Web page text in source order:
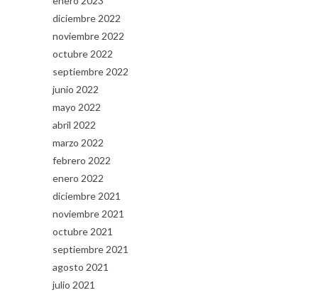
diciembre 2022
noviembre 2022
octubre 2022
septiembre 2022
junio 2022
mayo 2022
abril 2022
marzo 2022
febrero 2022
enero 2022
diciembre 2021
noviembre 2021
octubre 2021
septiembre 2021
agosto 2021
julio 2021